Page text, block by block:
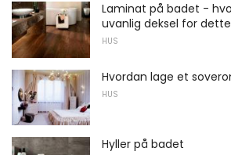
Laminat på badet -
uvanlig deksel for
HUS
Hvordan lage et
HUS
Hyller på badet